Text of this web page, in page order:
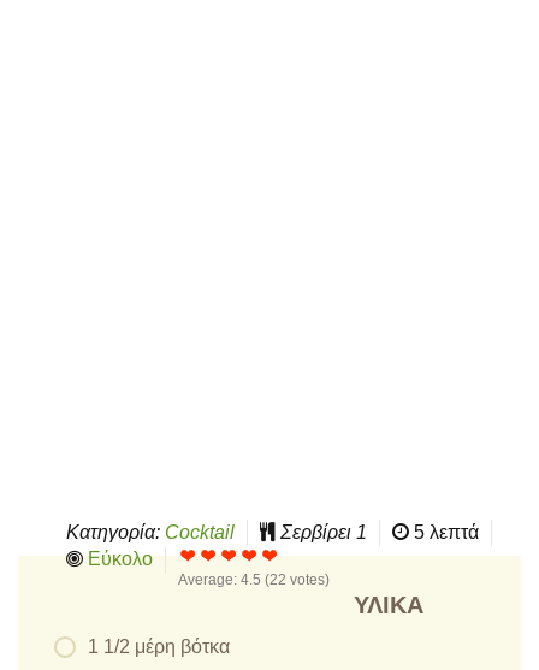
Κατηγορία: Cocktail Σερβίρει 1
5 λεπτά
Εύκολο
Average: 4.5 (22 votes)
ΥΛΙΚΆ
1 1/2 μέρη βότκα